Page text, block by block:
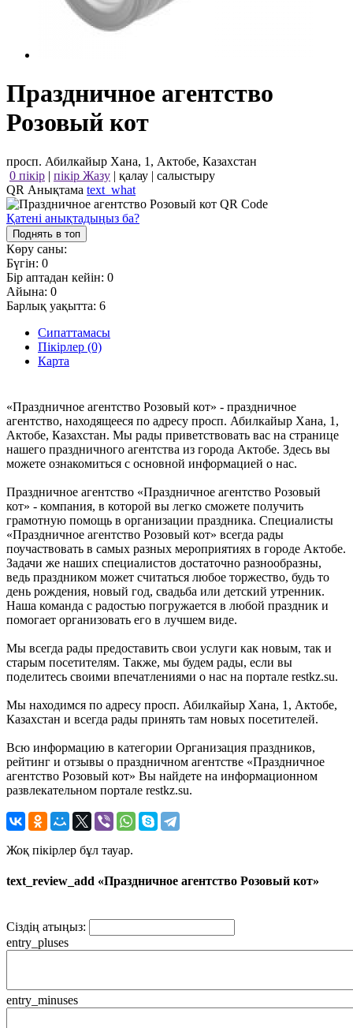
Праздничное агентство
Розовый кот
просп. Абилкайыр Хана, 1, Актобе, Казахстан
0 пікір | пікір Жазу | қалау | салыстыру
QR Анықтама text_what
Қатені анықтадыңыз ба?
Поднять в топ
Көру саны:
Бүгін: 0
Бір аптадан кейін: 0
Айына: 0
Барлық уақытта: 6
Сипаттамасы
Пікірлер (0)
Карта
«Праздничное агентство Розовый кот» - праздничное
агентство, находящееся по адресу просп. Абилкайыр Хана, 1,
Актобе, Казахстан. Мы рады приветствовать вас на странице
нашего праздничного агентства из города Актобе. Здесь вы
можете ознакомиться с основной информацией о нас.
Праздничное агентство «Праздничное агентство Розовый
кот» - компания, в которой вы легко сможете получить
грамотную помощь в организации праздника. Специалисты
«Праздничное агентство Розовый кот» всегда рады
поучаствовать в самых разных мероприятиях в городе Актобе.
Задачи же наших специалистов достаточно разнообразны,
ведь праздником может считаться любое торжество, будь то
день рождения, новый год, свадьба или детский утренник.
Наша команда с радостью погружается в любой праздник и
помогает организовать его в лучшем виде.
Мы всегда рады предоставить свои услуги как новым, так и
старым посетителям. Также, мы будем рады, если вы
поделитесь своими впечатлениями о нас на портале restkz.su.
Мы находимся по адресу просп. Абилкайыр Хана, 1, Актобе,
Казахстан и всегда рады принять там новых посетителей.
Всю информацию в категории Организация праздников,
рейтинг и отзывы о праздничном агентстве «Праздничное
агентство Розовый кот» Вы найдете на информационном
развлекательном портале restkz.su.
Жоқ пікірлер бұл тауар.
text_review_add «Праздничное агентство Розовый кот»
Сіздің атыңыз:
entry_pluses
entry_minuses